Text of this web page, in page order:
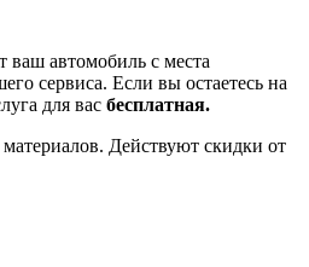
ваш автомобиль с места
сервиса. Если вы остаетесь на
для вас бесплатная.
Действуют скидки от